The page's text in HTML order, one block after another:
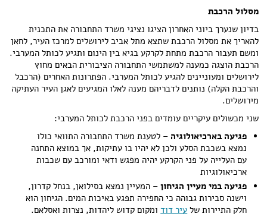
מסלול הרכבת
בדיון שנערך ביוני האחרון הציגו נציגי משרד התחבורה את התכנית
להאריך את מסלול הרכבת שתצא מתל אביב לירושלים למרכז העיר, לחאן
ומשם תעבור הרכבת מתחת לקרקע בגיא בין הינום ותגיע לכותל המערבי.
הרכבת הוצגה כמענה למשתמשי התחבורה הציבורית הבאים מחוץ
לירושלים ומעוניינים להגיע לכותל המערבי. הפתרונות האחרים (הרכבל
והרכבת הקלה) נותנים לדבריהם מענה לאלו המגיעים לאגן העיר העתיקה
מירושלים.
שני מכשולים עיקריים עומדים בפני הרכבת לכותל המערבי:
פגיעה בארכיאולוגיה – לטענת משרד התחבורה התוואי כולו
נמצא בשכבת הסלע ולכן לא יהיו בו עתיקות, אך במוצא התחנה
עם העלייה על פני הקרקע יהיה מפגש ודאי ומורכב עם שכבות
ארכיאולוגיות
פגיעה במי מעיין הגיחון– המעיין נמצא בסילואן, בנחל קדרון,
וישנה סבירות גבוהה כי החפירה תפגע באיכות המים. הגיחון הוא
חלק התיירות של עיר דודומקום קדוש ליהדות, נצרות ואסלאם.